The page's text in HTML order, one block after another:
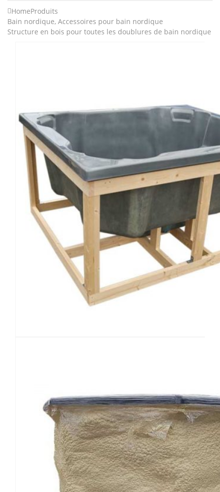
HomeProduits
Bain nordique, Accessoires pour bain nordique
Structure en bois pour toutes les doublures de bain nordique